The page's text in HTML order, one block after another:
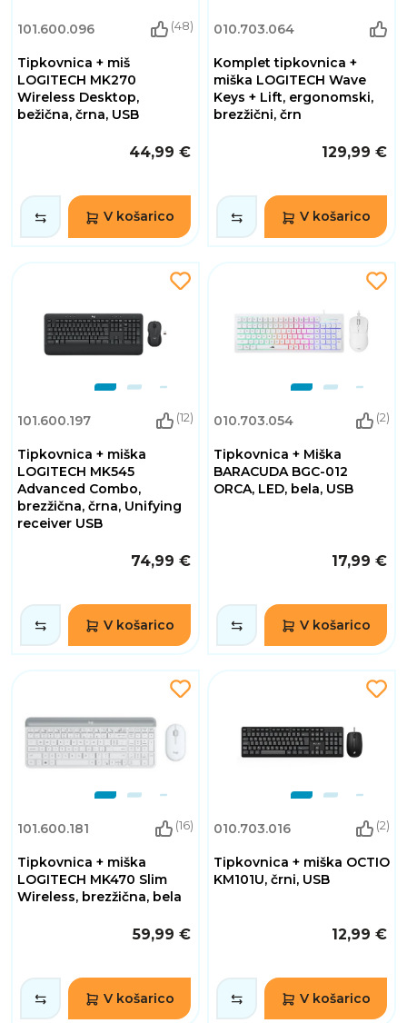
101.600.096 (48)
Tipkovnica + miš
LOGITECH MK270
Wireless Desktop,
bežična, črna, USB
44,99 €
V košarico
010.703.064
Komplet tipkovnica +
miška LOGITECH Wave
Keys + Lift, ergonomski,
brezžični, črn
129,99 €
V košarico
101.600.197 (12)
Tipkovnica + miška
LOGITECH MK545
Advanced Combo,
brezžična, črna, Unifying
receiver USB
74,99 €
V košarico
010.703.054 (2)
Tipkovnica + Miška
BARACUDA BGC-012
ORCA, LED, bela, USB
17,99 €
V košarico
101.600.181 (16)
Tipkovnica + miška
LOGITECH MK470 Slim
Wireless, brezžična, bela
59,99 €
V košarico
010.703.016 (2)
Tipkovnica + miška OCTIO
KM101U, črni, USB
12,99 €
V košarico